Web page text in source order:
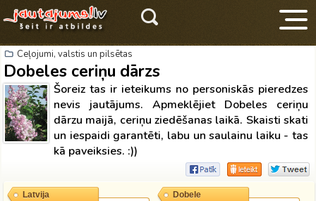
Ceļojumi, valstis un pilsētas
Dobeles ceriņu dārzs
Šoreiz tas ir ieteikums no personiskās pieredzes
nevis jautājums. Apmeklējiet Dobeles ceriņu
dārzu maijā, ceriņu ziedēšanas laikā. Skaisti skati
un iespaidi garantēti, labu un saulainu laiku - tas
kā paveiksies. :))
Latvija
Dobele